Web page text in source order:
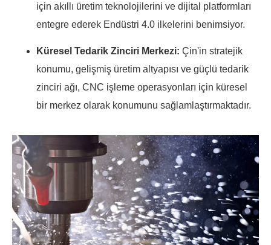
için akıllı üretim teknolojilerini ve dijital platformları
entegre ederek Endüstri 4.0 ilkelerini benimsiyor.
Küresel Tedarik Zinciri Merkezi: Çin'in stratejik
konumu, gelişmiş üretim altyapısı ve güçlü tedarik
zinciri ağı, CNC işleme operasyonları için küresel
bir merkez olarak konumunu sağlamlaştırmaktadır.